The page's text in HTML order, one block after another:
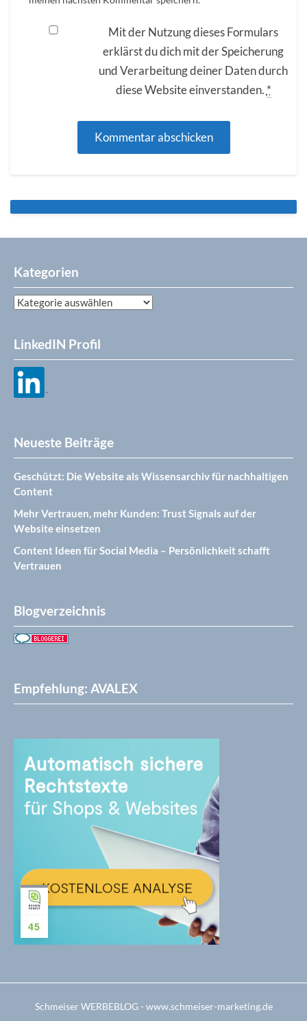
Mit der Nutzung dieses Formulars
erklärst du dich mit der Speicherung
und Verarbeitung deiner Daten durch
diese Website einverstanden. *
Kategorien
Kategorien
LinkedIN Profil
Neueste Beiträge
Geschützt: Die Website als Wissensarchiv für nachhaltigen
Content
Mehr Vertrauen, mehr Kunden: Trust Signals auf der
Website einsetzen
Content Ideen für Social Media – Persönlichkeit schafft
Vertrauen
Blogverzeichnis
Empfehlung: AVALEX
Schmeiser WERBEBLOG - www.schmeiser-marketing.de
45